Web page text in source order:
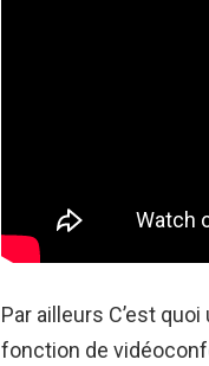
Par ailleurs C’est
fonction de